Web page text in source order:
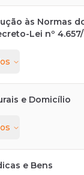
às Normas
Lei nº 4.657/
e Domicílio
e Bens